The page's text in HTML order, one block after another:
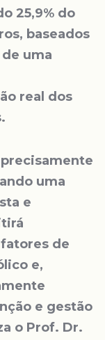
25,9% do
baseados
uma
real dos
precisamente
uma
e
de
e,
e gestão
o Prof. Dr.